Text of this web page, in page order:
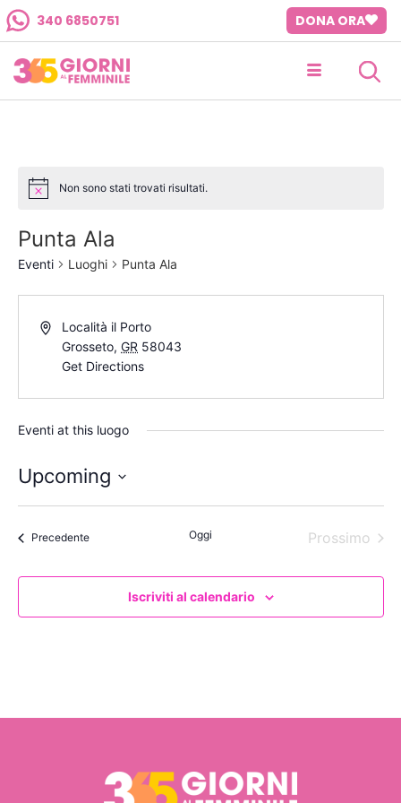
340 6850751 DONA ORA
Non sono stati trovati risultati.
Punta Ala
Eventi Luoghi Punta Ala
Località il Porto
Grosseto, GR 58043
Get Directions
Eventi at this luogo
Upcoming
la
PrecedenteEventi Oggi Prossimo
Iscriviti al calendario